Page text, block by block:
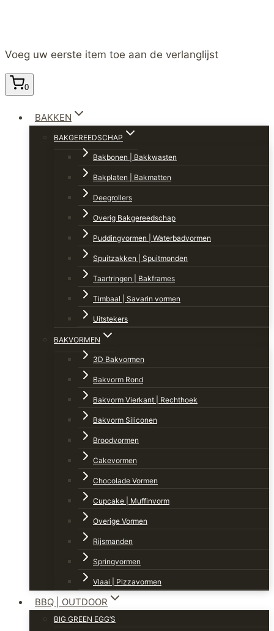
Voeg uw eerste item toe aan de verlanglijst
0
BAKKEN
BAKGEREEDSCHAP
Bakbonen | Bakkwasten
Bakplaten | Bakmatten
Deegrollers
Overig Bakgereedschap
Puddingvormen | Waterbadvormen
Spuitzakken | Spuitmonden
Taartringen | Bakframes
Timbaal | Savarin vormen
Uitstekers
BAKVORMEN
3D Bakvormen
Bakvorm Rond
Bakvorm Vierkant | Rechthoek
Bakvorm Siliconen
Broodvormen
Cakevormen
Chocolade Vormen
Cupcake | Muffinvorm
Overige Vormen
Rijsmanden
Springvormen
Vlaai | Pizzavormen
BBQ | OUTDOOR
BIG GREEN EGG’S